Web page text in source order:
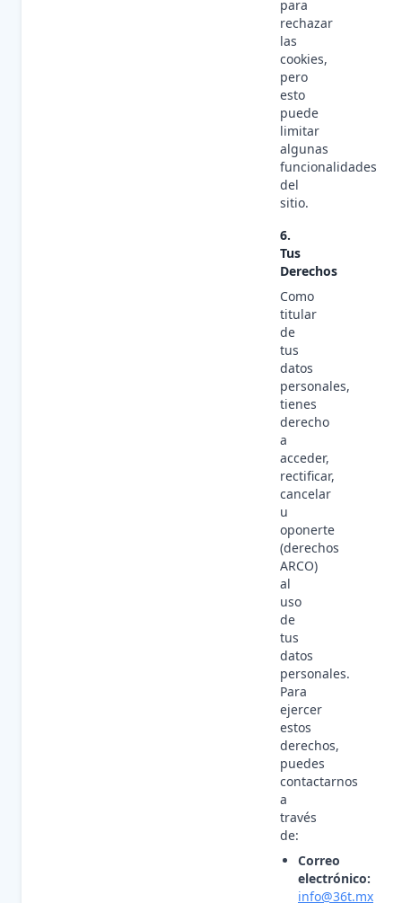
para
rechazar
las
cookies,
pero
esto
puede
limitar
algunas
funcionalidades
del
sitio.
6.
Tus
Derechos
Como
titular
de
tus
datos
personales,
tienes
derecho
a
acceder,
rectificar,
cancelar
u
oponerte
(derechos
ARCO)
al
uso
de
tus
datos
personales.
Para
ejercer
estos
derechos,
puedes
contactarnos
a
través
de:
Correo
electrónico:
info@36t.mx